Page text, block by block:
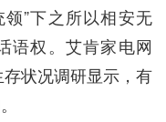
”下之所以相安无
语权。艾肯家电网
状况调研显示，有